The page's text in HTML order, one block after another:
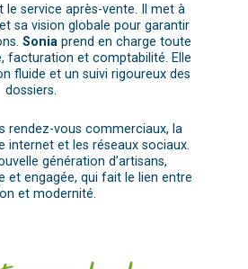
le service après-vente. Il met à
sa vision globale pour garantir
Soniaprend en charge toute
facturation et comptabilité. Elle
fluide et un suivi rigoureux des
dossiers.
rendez-vous commerciaux, la
internet et les réseaux sociaux.
génération d’artisans,
et engagée, qui fait le lien entre
et modernité.